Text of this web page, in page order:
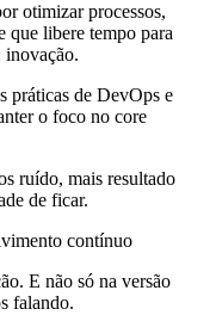
otimizar processos,
que libere tempo para
inovação.
práticas de DevOps e
o foco no core
ruído, mais resultado
de ficar.
contínuo
E não só na versão
falando.